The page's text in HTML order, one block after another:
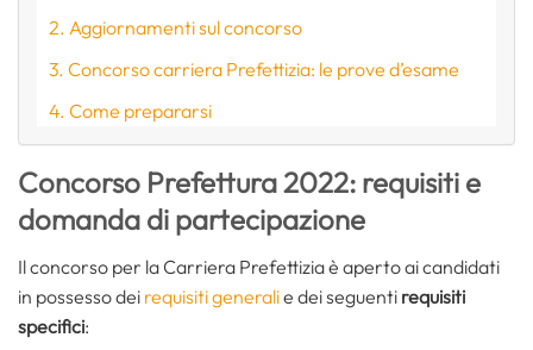
Aggiornamenti sul concorso
Concorso carriera Prefettizia: le prove d’esame
Come prepararsi
Concorso Prefettura 2022: requisiti e
domanda di partecipazione
Il concorso per la Carriera Prefettizia è aperto ai candidati
in possesso dei requisiti generalie dei seguenti requisiti
specifici: